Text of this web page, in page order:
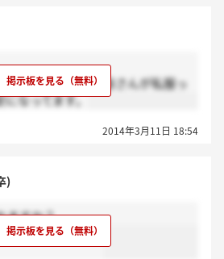
てありましたか？皆さんが私服っ
になってます。
2014年3月11日 18:54
)
ますか？
いんですかね…笑